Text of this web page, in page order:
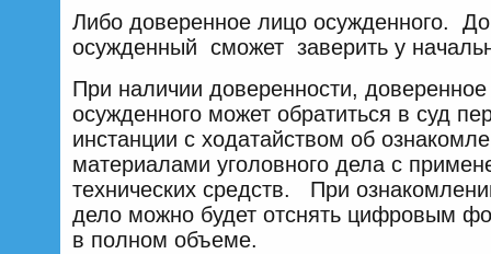
Либо доверенное лицо осужденного.
осужденный сможет заверить у
При наличии доверенности,
осужденного может обратиться в суд
инстанции с ходатайством об
материалами уголовного дела с
технических средств. При
дело можно будет отснять цифровым
в полном объеме.